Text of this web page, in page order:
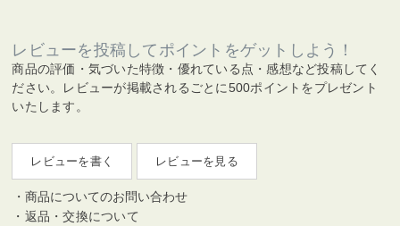
レビューを投稿してポイントをゲットしよう！
商品の評価・気づいた特徴・優れている点・感想など投稿してく
ださい。レビューが掲載されるごとに500ポイントをプレゼント
いたします。
レビューを書く レビューを見る
商品についてのお問い合わせ
返品・交換について